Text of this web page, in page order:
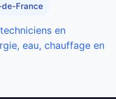
de-France
en
eau, chauffage en